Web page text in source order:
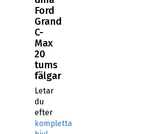
Ford
Grand
C-
Max
20
tums
fälgar
Letar
du
efter
kompletta